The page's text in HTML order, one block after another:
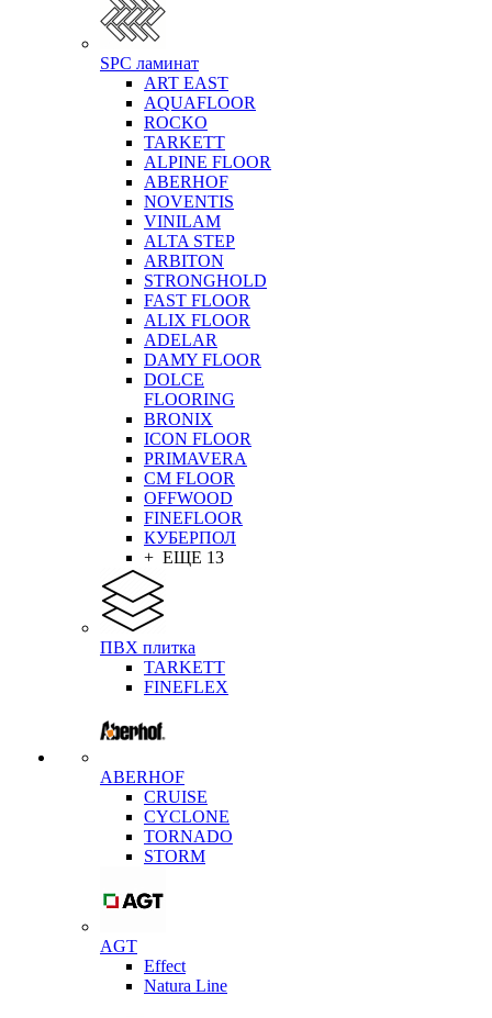
SPC ламинат
ART EAST
AQUAFLOOR
ROCKO
TARKETT
ALPINE FLOOR
ABERHOF
NOVENTIS
VINILAM
ALTA STEP
ARBITON
STRONGHOLD
FAST FLOOR
ALIX FLOOR
ADELAR
DAMY FLOOR
DOLCE
FLOORING
BRONIX
ICON FLOOR
PRIMAVERA
CM FLOOR
OFFWOOD
FINEFLOOR
КУБЕРПОЛ
+ ЕЩЕ 13
ПВХ плитка
TARKETT
FINEFLEX
ABERHOF
CRUISE
CYCLONE
TORNADO
STORM
AGT
Effect
Natura Line